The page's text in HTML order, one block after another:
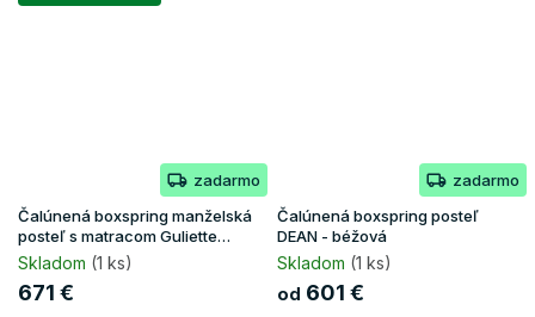
zadarmo
Čalúnená boxspring manželská
posteľ s matracom Guliette
180x200 - zelená
Skladom (1 ks)
671 €
zadarmo
Čalúnená boxspring posteľ
DEAN - béžová
Skladom (1 ks)
od 601 €